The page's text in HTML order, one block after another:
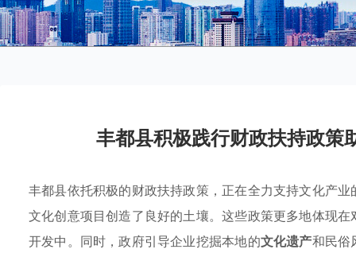
丰都县积极践行财政扶持政策
丰都县依托积极的财政扶持政策，正在全力支持文化产
文化创意项目创造了良好的土壤。这些政策更多地体现
开发中。同时，政府引导企业挖掘本地的文化遗产和民俗